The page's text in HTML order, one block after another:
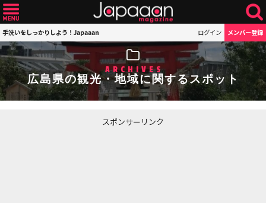
手洗いをしっかりしよう！Japaaan ログイン メンバー登録
ARCHIVES
広島県の観光・地域に関するスポット
スポンサーリンク